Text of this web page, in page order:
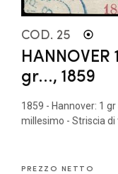
COD. 25
gr..., 1859
1859 - Hannover: 1
millesimo - Striscia di
PREZZO NETTO